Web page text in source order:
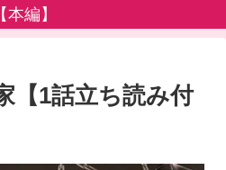
【本編】
【1話立ち読み付